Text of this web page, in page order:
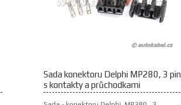
Sada konektoru Delphi MP280, 3 pin
s kontakty a průchodkami